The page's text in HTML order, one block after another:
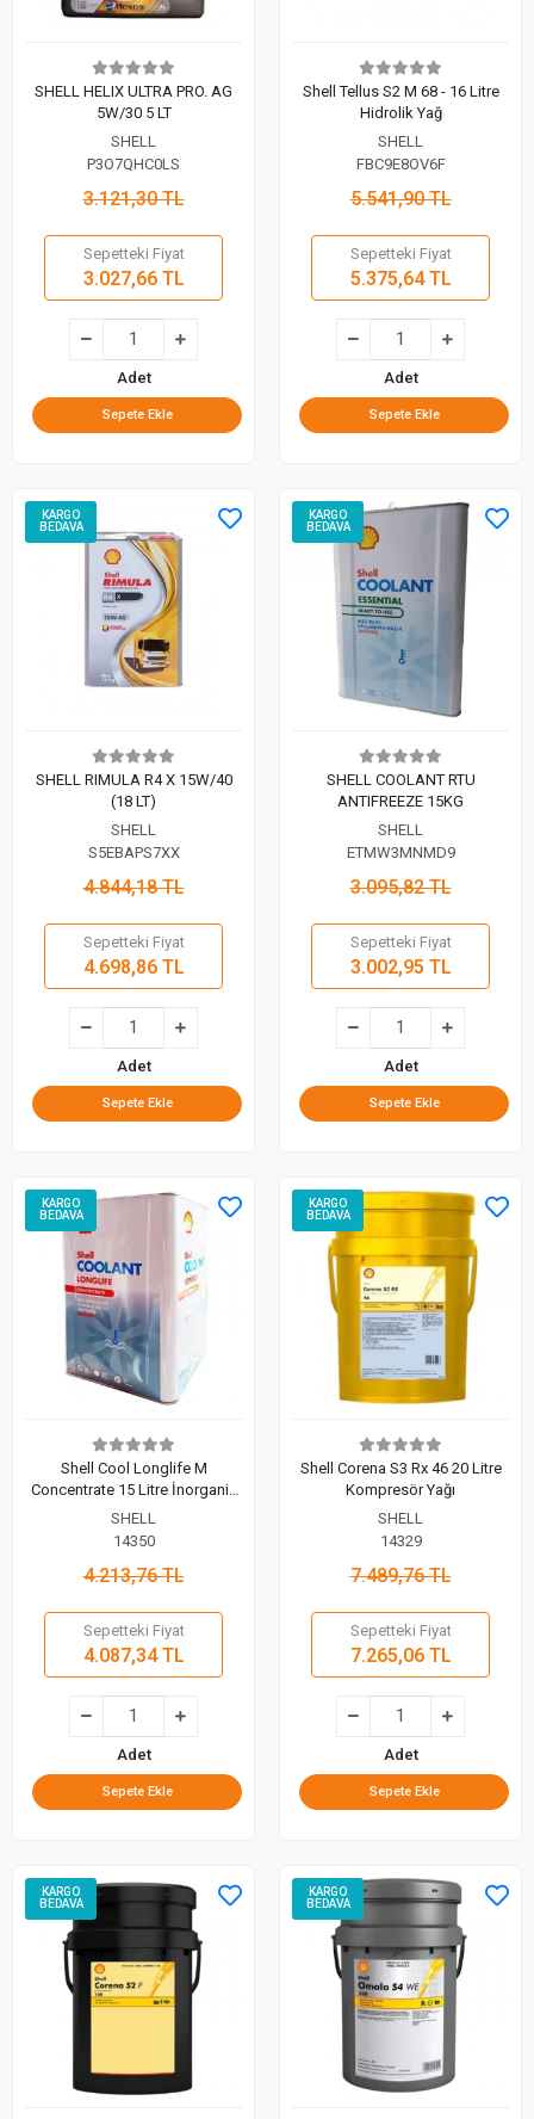
SHELL HELIX ULTRA PRO. AG
5W/30 5 LT
SHELL
P3O7QHC0LS
3.121,30 TL
Sepetteki Fiyat
3.027,66 TL
Adet
Sepete Ekle
Shell Tellus S2 M 68 - 16 Litre
Hidrolik Yağ
SHELL
FBC9E8OV6F
5.541,90 TL
Sepetteki Fiyat
5.375,64 TL
Adet
Sepete Ekle
KARGO
BEDAVA
SHELL RIMULA R4 X 15W/40
(18 LT)
SHELL
S5EBAPS7XX
4.844,18 TL
Sepetteki Fiyat
4.698,86 TL
Adet
Sepete Ekle
KARGO
BEDAVA
SHELL COOLANT RTU
ANTIFREEZE 15KG
SHELL
ETMW3MNMD9
3.095,82 TL
Sepetteki Fiyat
3.002,95 TL
Adet
Sepete Ekle
KARGO
BEDAVA
Shell Cool Longlife M
Concentrate 15 Litre İnorganik
Antifriz
SHELL
14350
4.213,76 TL
Sepetteki Fiyat
4.087,34 TL
Adet
Sepete Ekle
KARGO
BEDAVA
Shell Corena S3 Rx 46 20 Litre
Kompresör Yağı
SHELL
14329
7.489,76 TL
Sepetteki Fiyat
7.265,06 TL
Adet
Sepete Ekle
KARGO
BEDAVA
KARGO
BEDAVA